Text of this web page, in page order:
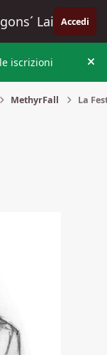
Lair Accedi
iscrizioni
MethyrFall La